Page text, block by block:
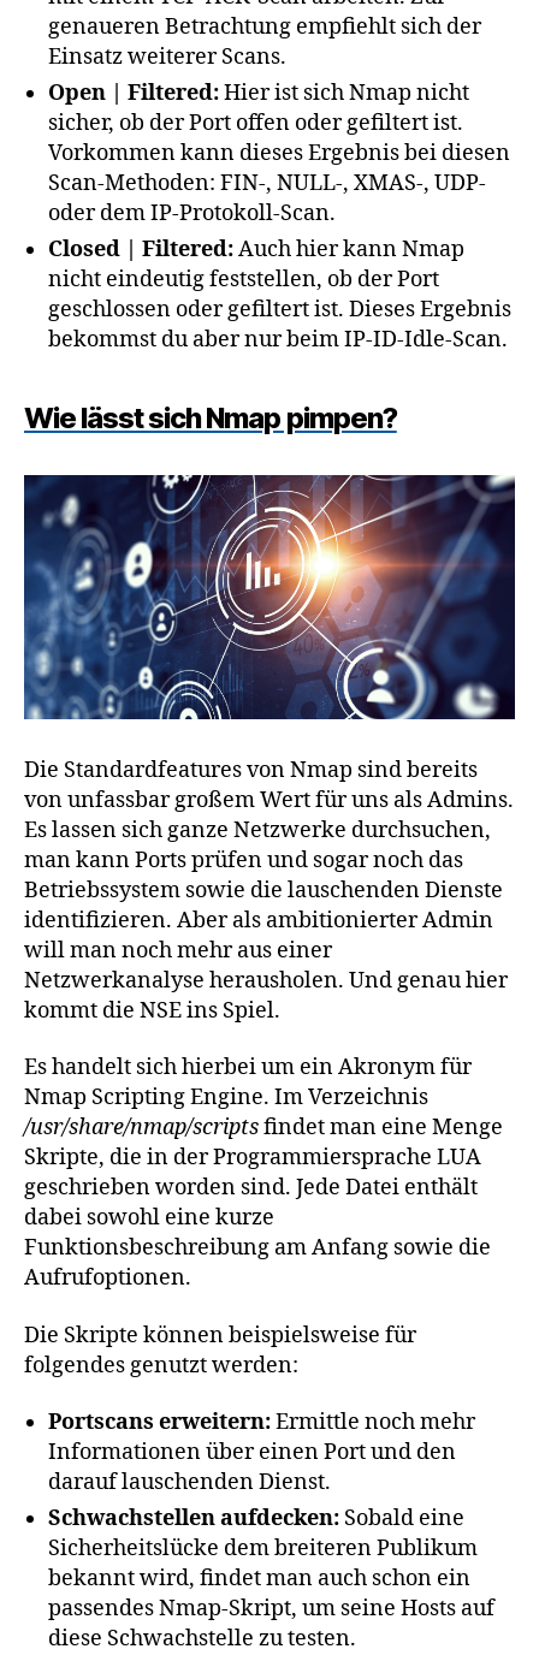
genaueren Betrachtung empfiehlt sich der
Einsatz weiterer Scans.
Open | Filtered:Hier ist sich Nmap nicht
sicher, ob der Port offen oder gefiltert ist.
Vorkommen kann dieses Ergebnis bei diesen
Scan-Methoden: FIN-, NULL-, XMAS-, UDP-
oder dem IP-Protokoll-Scan.
Closed | Filtered:Auch hier kann Nmap
nicht eindeutig feststellen, ob der Port
geschlossen oder gefiltert ist. Dieses Ergebnis
bekommst du aber nur beim IP-ID-Idle-Scan.
Wie lässt sich Nmap pimpen?
Die Standardfeatures von Nmap sind bereits
von unfassbar großem Wert für uns als Admins.
Es lassen sich ganze Netzwerke durchsuchen,
man kann Ports prüfen und sogar noch das
Betriebssystem sowie die lauschenden Dienste
identifizieren. Aber als ambitionierter Admin
will man noch mehr aus einer
Netzwerkanalyse herausholen. Und genau hier
kommt die NSE ins Spiel.
Es handelt sich hierbei um ein Akronym für
Nmap Scripting Engine. Im Verzeichnis
/usr/share/nmap/scriptsfindet man eine Menge
Skripte, die in der Programmiersprache LUA
geschrieben worden sind. Jede Datei enthält
dabei sowohl eine kurze
Funktionsbeschreibung am Anfang sowie die
Aufrufoptionen.
Die Skripte können beispielsweise für
folgendes genutzt werden:
Portscans erweitern:Ermittle noch mehr
Informationen über einen Port und den
darauf lauschenden Dienst.
Schwachstellen aufdecken: Sobald eine
Sicherheitslücke dem breiteren Publikum
bekannt wird, findet man auch schon ein
passendes Nmap-Skript, um seine Hosts auf
diese Schwachstelle zu testen.